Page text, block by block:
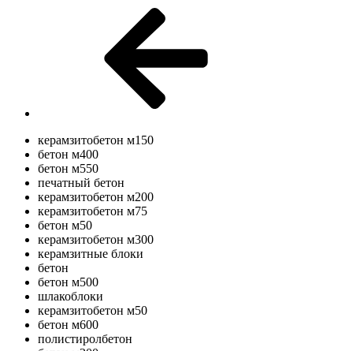
керамзитобетон м150
бетон м400
бетон м550
печатный бетон
керамзитобетон м200
керамзитобетон м75
бетон м50
керамзитобетон м300
керамзитные блоки
бетон
бетон м500
шлакоблоки
керамзитобетон м50
бетон м600
полистиролбетон